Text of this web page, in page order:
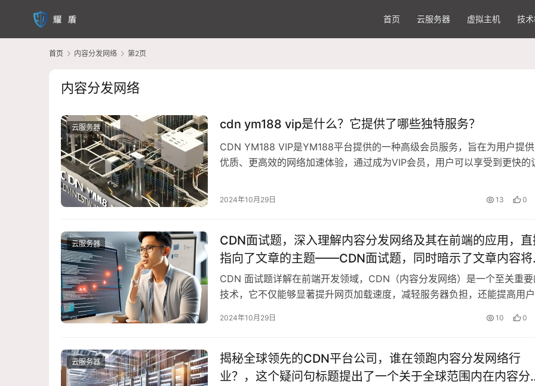
首页 云服务器 虚拟主机 技
首页 内容分发网络 第2页
内容分发网络
云服务器 cdn ym188 vip是什么？它提供了哪些独特服务？
CDN YM188 VIP是YM188平台提供的一种高级会员服务，旨在为用户提
优质、更高效的网络加速体验，通过成为VIP会员，用户可以享受到更快的
1、高速稳定的网络连接：作为VIP会员，用户将获得优先接入CDN节点的权
2024年10月29日 13 0
云服务器
CDN面试题，深入理解内容分发网络及其在前端的应用，
指向了文章的主题——CDN面试题，同时暗示了文章内容将
绕内容分发网络（CDN）及其在前端领域的应用进行深入探
讨。这样的标题既具有针对性，又富有信息量，能够吸引对
CDN技术感兴趣的读者，并帮助他们更好地准备相关的面试
CDN 面试题详解在前端开发领域，CDN（内容分发网络）是一个至关重要
技术，它不仅能够显著提升网页加载速度，减轻服务器负担，还能提高用户
将详细解答一些常见的CDN相关面试题，帮助大家更好地理解和掌握这一技
2024年10月29日 10 0
云服务器
揭秘全球领先的CDN平台公司，谁在领跑内容分发网络行
业？，这个疑问句标题提出了一个关于全球范围内在内容分